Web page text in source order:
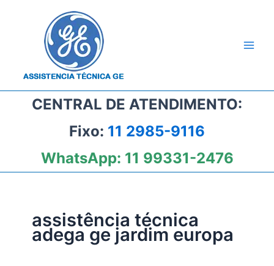
CENTRAL DE ATENDIMENTO:
Fixo: 11 2985-9116
WhatsApp: 11 99331-2476
assistência técnica
adega ge jardim europa